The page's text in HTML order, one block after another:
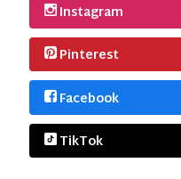
Instagram
Pinterest
Facebook
TikTok